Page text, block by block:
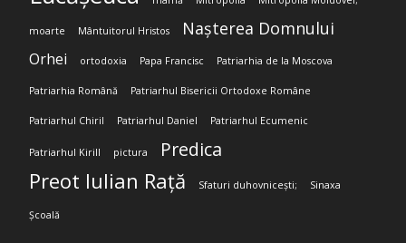
moarte Mântuitorul Hristos Nașterea Domnului
Orhei ortodoxia Papa Francisc Patriarhia de la Moscova
Patriarhia Română Patriarhul Bisericii Ortodoxe Române
Patriarhul Chiril Patriarhul Daniel Patriarhul Ecumenic
Patriarhul Kirill pictura Predica
Preot Iulian Rață Sfaturi duhovnicești; Sinaxa
Școală